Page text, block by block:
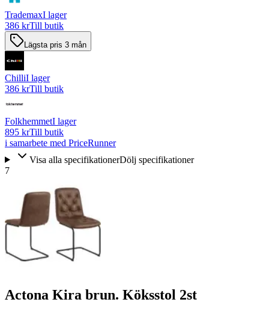
TrademaxI lager
386 krTill butik
Lägsta pris 3 mån
ChilliI lager
386 krTill butik
FolkhemmetI lager
895 krTill butik
i samarbete med PriceRunner
Visa alla specifikationerDölj specifikationer
7
Actona Kira brun. Köksstol 2st